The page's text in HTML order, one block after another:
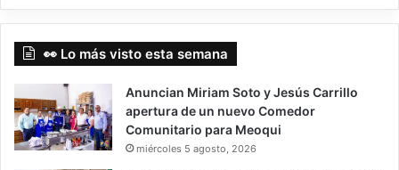
👀 Lo más visto esta semana
Anuncian Miriam Soto y Jesús Carrillo
apertura de un nuevo Comedor
Comunitario para Meoqui
miércoles 5 agosto, 2026